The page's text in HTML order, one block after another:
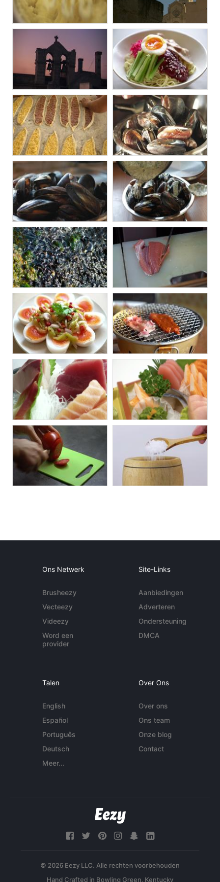
Ons Netwerk
Brusheezy
Vecteezy
Videezy
Word een
provider
Site-Links
Aanbiedingen
Adverteren
Ondersteuning
DMCA
Talen
English
Español
Português
Deutsch
Meer...
Over Ons
Over ons
Ons team
Onze blog
Contact
© 2026 Eezy LLC. Alle rechten voorbehouden